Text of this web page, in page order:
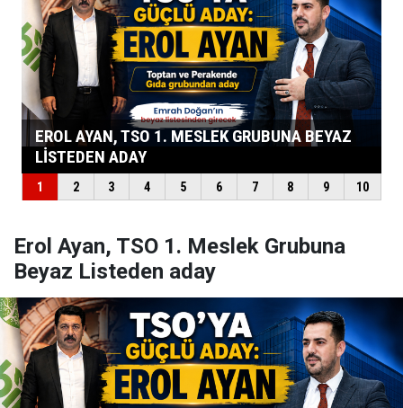
Erol Ayan, TSO 1. Meslek Grubuna
Beyaz Listeden aday